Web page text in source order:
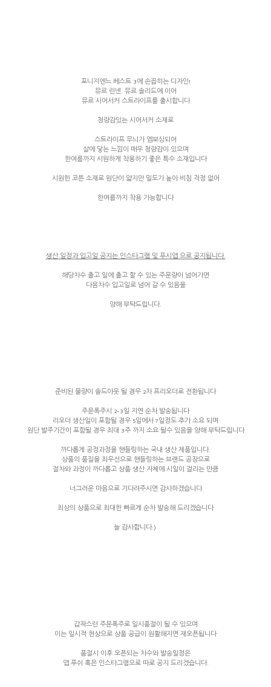
포니지엔느 베스트 3에 손꼽히는 디자인!
뮤르 린넨. 뮤르 솔리드에 이어
뮤르 시어서커 스트라이프를 출시합니다
청량감있는 시어서커 소재로
스트라이프 무늬가 엠보싱되어
살에 닿는 느낌이 매우 청량감이 있으며
한여름까지 시원하게 착용하기 좋은 특수 소재입니다
시원한 코튼 소재로 원단이 얇지만 밀도가 높아 비침 걱정 없어
한여름까지 착용 가능합니다
생산 일정과 입고일 공지는 인스타그램 및 푸시앱 으로 공지됩니다.
해당차수 출고 일에 출고 할 수 있는 주문량이 넘어가면
다음차수 입고일로 넘어 갈 수 있음을
양해 부탁드립니다.
준비된 물량이 솔드아웃 될 경우 2차 프리오더로 전환됩니다
주문폭주시 2-3일 지연 순차 발송됩니다
리오더 생산일이 포함될 경우 5일에서 7일정도 추가 소요 되며
원단 발주기간이 포함될 경우 최대 3주 까지 소요 될수 있음을 양해 부탁드립니다
까다롭게 공정과정을 핸들링하는 국내 생산 제품입니다.
상품의 품질을 최우선으로 핸들링하는 브랜드 공장으로
절차와 과정이 까다롭고 상품 생산 자체에 시일이 걸리는 만큼
너그러운 마음으로 기다려주시면 감사하겠습니다
최상의 상품으로 최대한 빠르게 순차 발송해 드리겠습니다
늘 감사합니다:)
갑작스런 주문폭주로 일시품절이 될 수 있으며
이는 일시적 현상으로 상품 공급이 원활해지면 재오픈됩니다
품절시 이후 오픈되는 차수와 발송일정은
앱 푸쉬 혹은 인스타그램으로 따로 공지 드리겠습니다.